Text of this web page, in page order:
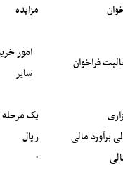
مزایده
فراخوان
امور
سایر
یک
برآورد مالی
ریال
۰